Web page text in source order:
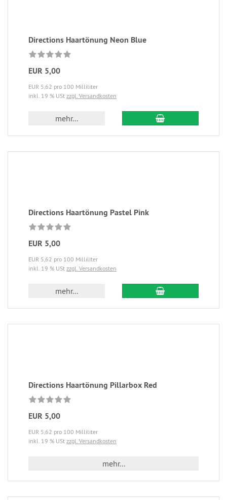
Directions Haartönung Neon Blue
EUR 5,00
EUR 5,62 pro 100 Milliliter
inkl. 19 % USt zzgl. Versandkosten
mehr...
Directions Haartönung Pastel Pink
EUR 5,00
EUR 5,62 pro 100 Milliliter
inkl. 19 % USt zzgl. Versandkosten
mehr...
Directions Haartönung Pillarbox Red
EUR 5,00
EUR 5,62 pro 100 Milliliter
inkl. 19 % USt zzgl. Versandkosten
mehr...